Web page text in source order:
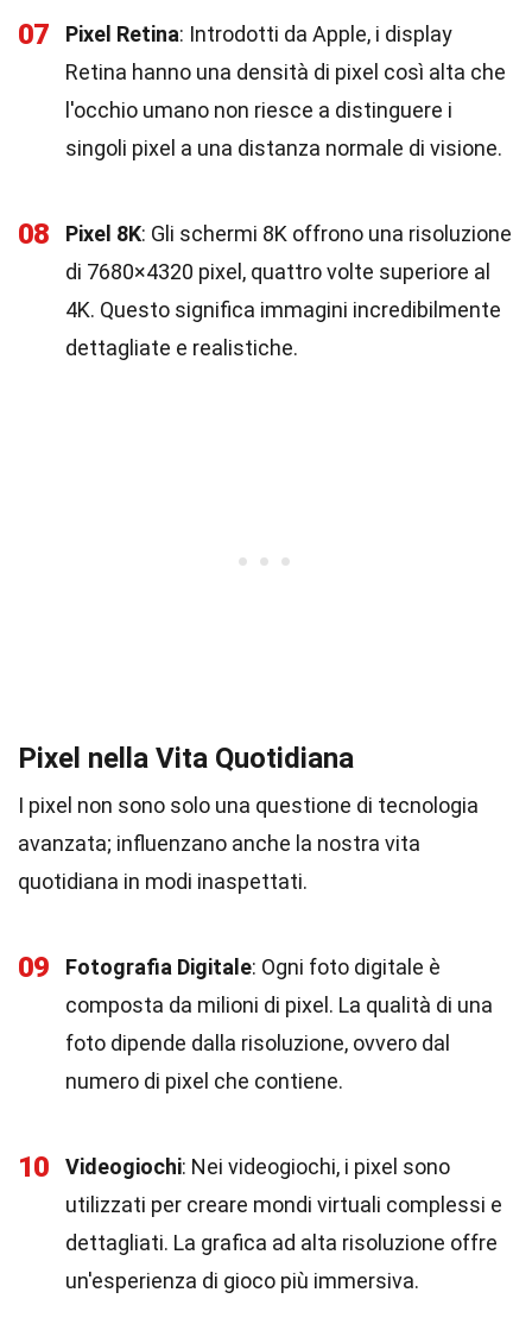
07 Pixel Retina: Introdotti da Apple, i display
Retina hanno una densità di pixel così alta che
l'occhio umano non riesce a distinguere i
singoli pixel a una distanza normale di visione.
08 Pixel 8K: Gli schermi 8K offrono una risoluzione
di 7680×4320 pixel, quattro volte superiore al
4K. Questo significa immagini incredibilmente
dettagliate e realistiche.
Pixel nella Vita Quotidiana
I pixel non sono solo una questione di tecnologia
avanzata; influenzano anche la nostra vita
quotidiana in modi inaspettati.
09 Fotografia Digitale: Ogni foto digitale è
composta da milioni di pixel. La qualità di una
foto dipende dalla risoluzione, ovvero dal
numero di pixel che contiene.
10 Videogiochi: Nei videogiochi, i pixel sono
utilizzati per creare mondi virtuali complessi e
dettagliati. La grafica ad alta risoluzione offre
un'esperienza di gioco più immersiva.